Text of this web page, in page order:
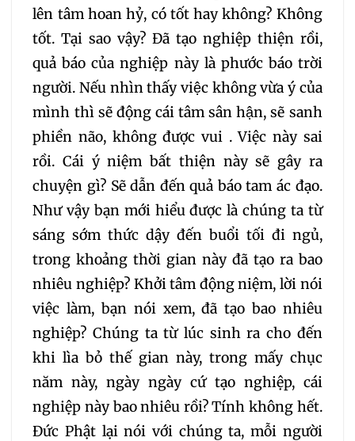
299 300 301
302 303 304
305 306 307
308 309 310
311 312 313 314
315 316 317 318
319 320 321
322 323 324
325 327
lên tâm hoan hỷ, có tốt hay không? Không
tốt. Tại sao vậy? Đã tạo nghiệp thiện rồi,
quả báo của nghiệp này là phước báo trời
người. Nếu nhìn thấy việc không vừa ý của
mình thì sẽ động cái tâm sân hận, sẽ sanh
phiền não, không được vui . Việc này sai
rồi. Cái ý niệm bất thiện này sẽ gây ra
chuyện gì? Sẽ dẫn đến quả báo tam ác đạo.
Như vậy bạn mới hiểu được là chúng ta từ
sáng sớm thức dậy đến buổi tối đi ngủ,
trong khoảng thời gian này đã tạo ra bao
nhiêu nghiệp? Khởi tâm động niệm, lời nói
việc làm, bạn nói xem, đã tạo bao nhiêu
nghiệp? Chúng ta từ lúc sinh ra cho đến
khi lìa bỏ thế gian này, trong mấy chục
năm này, ngày ngày cứ tạo nghiệp, cái
nghiệp này bao nhiêu rồi? Tính không hết.
Đức Phật lại nói với chúng ta, mỗi người